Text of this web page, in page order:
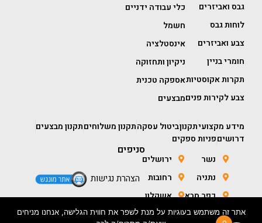
גבס ואביזרים
לוחות גבס
צבע ואביזרים
חומרי בניין
תקרות אקוסטיות
צבע לקירות פנים
כלי עבודה ידניים
חשמל
אינסטלציה
ניקיון ותחזוקה
אספקה טכנית
מבצעים
מידע מקצועיתקנוןביטול עסקהתקנון משלוחיםתקנון מבצעים
דרושיםפניות ספקים
סניפים
נשר
נתניה
כפר סבא
חולון
ירושלים
רחובות
אשקלון
באר שבע
הצהרת נגישות
אתר זה משתמש בעוגיות על מנת לשפר את חווית הגלישה, אנחנו מניחים